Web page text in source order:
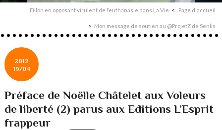
Fillon en opposant virulent de l’euthanasie dans La Vie Page d'accueil
Mon message de soutien au @ProjetZ de Senlis
2012
19/04
Préface de Noëlle Châtelet aux Voleurs
de liberté (2) parus aux Editions L’Esprit
frappeur